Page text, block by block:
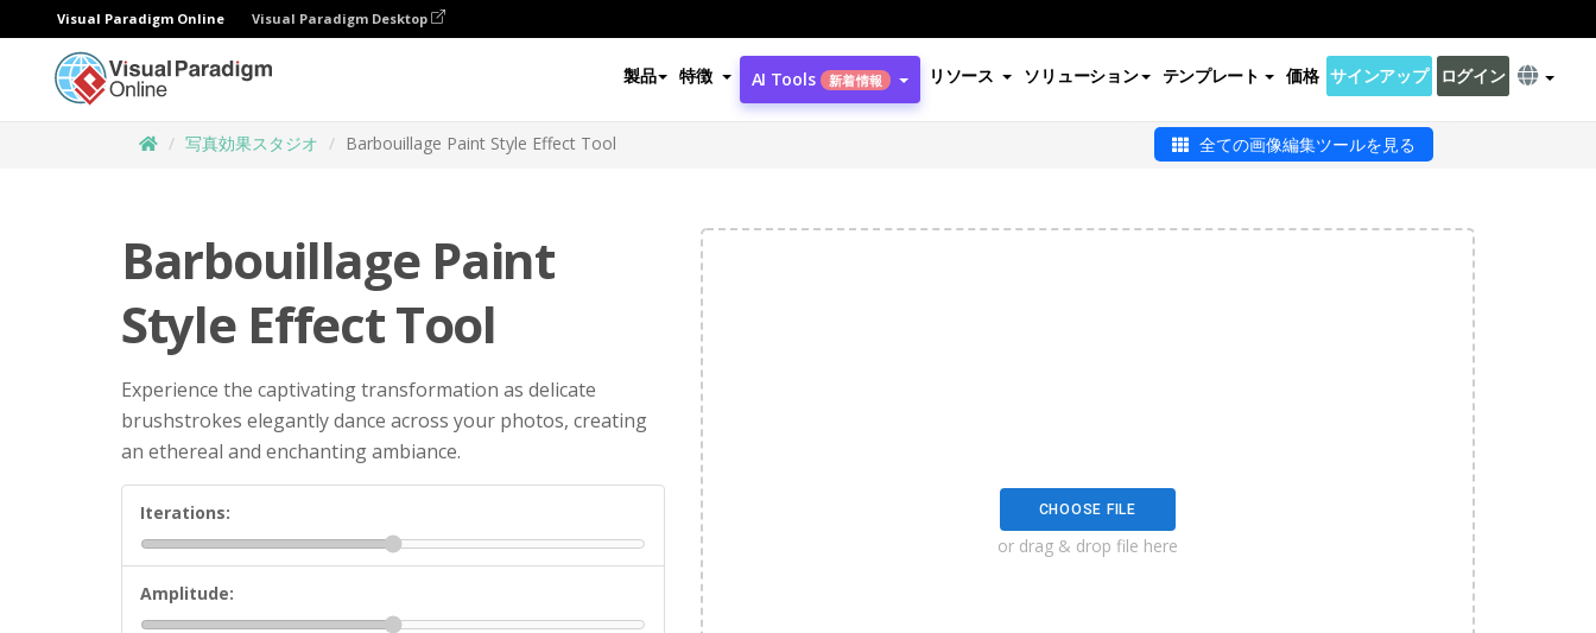
Visual Paradigm Online Visual Paradigm Desktop
製品 特徴 AI Tools 新着情報 リソース ソリューション テンプレート 価格 サインアップ ログイン
写真効果スタジオ Barbouillage Paint Style Effect Tool 全ての画像編集ツールを見る
Barbouillage Paint
Style Effect Tool
Experience the captivating transformation as delicate
brushstrokes elegantly dance across your photos, creating
an ethereal and enchanting ambiance.
Iterations:
Amplitude:
CHOOSE FILE
or drag & drop file here